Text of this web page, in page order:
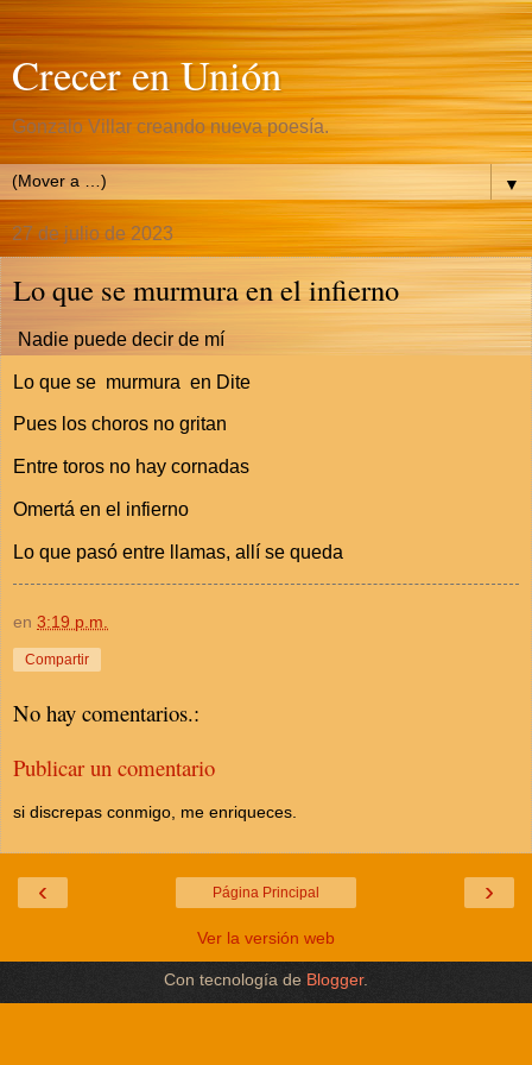
Crecer en Unión
Gonzalo Villar creando nueva poesía.
▼
27 de julio de 2023
Lo que se murmura en el infierno
Nadie puede decir de mí
Lo que se murmura en Dite
Pues los choros no gritan
Entre toros no hay cornadas
Omertá en el infierno
Lo que pasó entre llamas, allí se queda
en 3:19 p.m.
Compartir
No hay comentarios.:
Publicar un comentario
si discrepas conmigo, me enriqueces.
‹ ›
Página Principal
Ver la versión web
Con tecnología de Blogger.